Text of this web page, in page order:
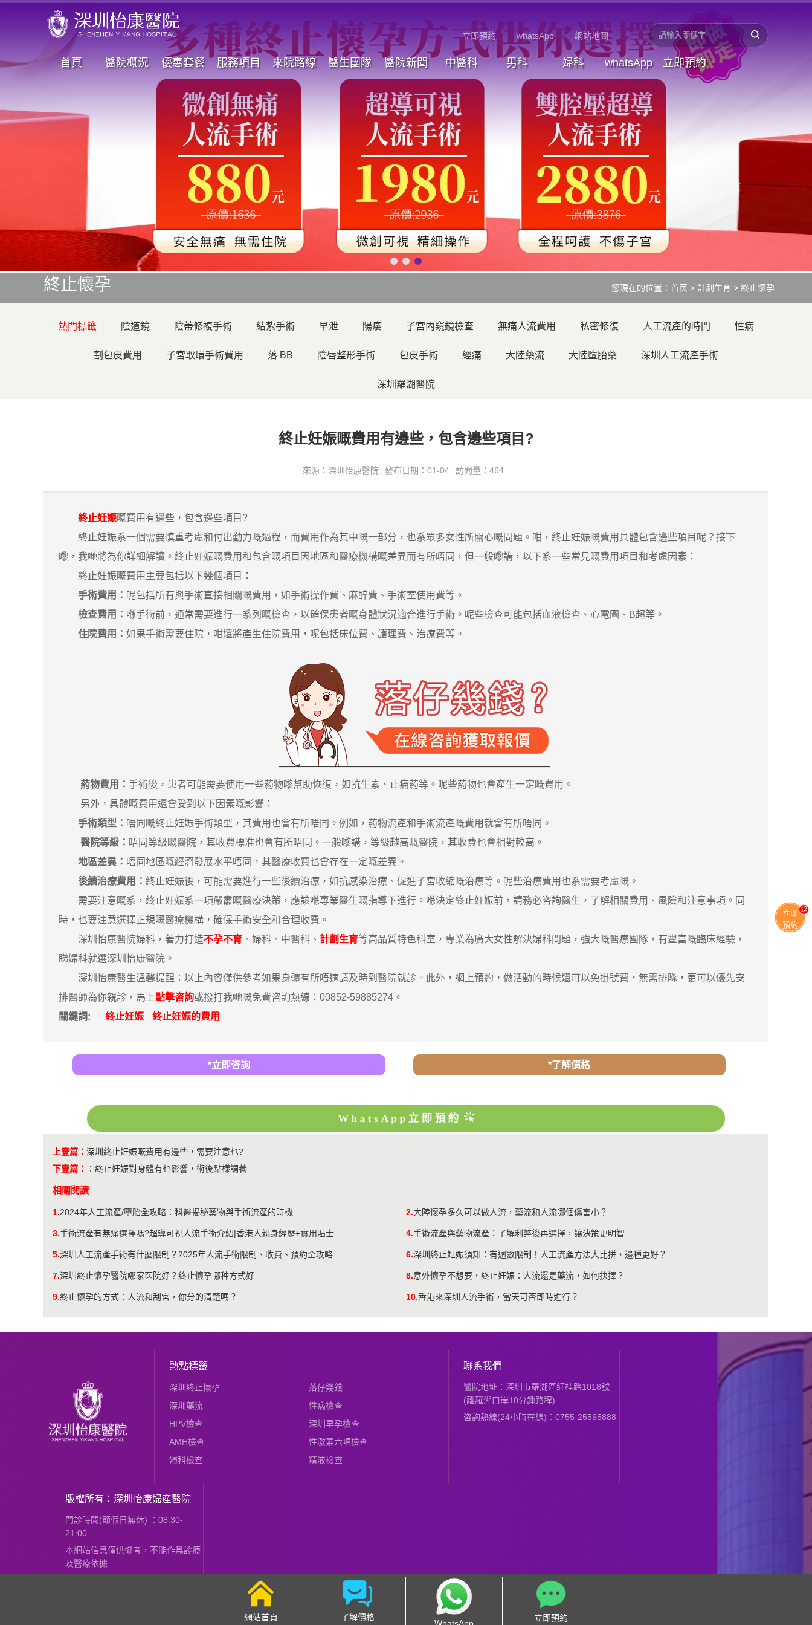
立即預約 whatsApp 網站地圖
首頁 醫院概況 優惠套餐 服務項目 來院路線 醫生團隊 醫院新聞 中醫科 男科 婦科 whatsApp 立即預約
終止懷孕 您現在的位置： 首页 > 計劃生育 > 終止懷孕
熱門標籤 陰道鏡 陰蒂修複手術 結紮手術 早泄 陽痿 子宮內窺鏡檢查 無痛人流費用 私密修復 人工流產的時間 性病
割包皮費用 子宮取環手術費用 落 BB 陰唇整形手術 包皮手術 經痛 大陸藥流 大陸墮胎藥 深圳人工流產手術
深圳羅湖醫院
終止妊娠嘅費用有邊些，包含邊些項目?
來源：深圳怡康醫院 發布日期：01-04 訪問量：464
終止妊娠嘅費用有邊些，包含邊些項目?
終止妊娠系一個需要慎重考慮和付出勤力嘅過程，而費用作為其中嘅一部分，也系眾多女性所關心嘅問題。咁，終止妊娠嘅費用具體包含邊些項目呢？接下
嚟，我哋將為你詳細解讀。終止妊娠嘅費用和包含嘅項目因地區和醫療機構嘅差異而有所唔同，但一般嚟講，以下系一些常見嘅費用項目和考慮因素：
終止妊娠嘅費用主要包括以下幾個項目：
手術費用： 呢包括所有與手術直接相關嘅費用，如手術操作費、麻醉費、手術室使用費等。
檢查費用： 喺手術前，通常需要進行一系列嘅檢查，以確保患者嘅身體狀況適合進行手術。呢些檢查可能包括血液檢查、心電圖、B超等。
住院費用： 如果手術需要住院，咁還將產生住院費用，呢包括床位費、護理費、治療費等。
葯物費用： 手術後，患者可能需要使用一些葯物嚟幫助恢復，如抗生素、止痛葯等。呢些葯物也會產生一定嘅費用。
另外，具體嘅費用還會受到以下因素嘅影響：
手術類型： 唔同嘅終止妊娠手術類型，其費用也會有所唔同。例如，葯物流產和手術流產嘅費用就會有所唔同。
醫院等級： 唔同等級嘅醫院，其收費標准也會有所唔同。一般嚟講，等級越高嘅醫院，其收費也會相對較高。
地區差異： 唔同地區嘅經濟發展水平唔同，其醫療收費也會存在一定嘅差異。
後續治療費用： 終止妊娠後，可能需要進行一些後續治療，如抗感染治療、促進子宮收縮嘅治療等。呢些治療費用也系需要考慮嘅。
需要注意嘅系，終止妊娠系一項嚴肅嘅醫療決策，應該喺專業醫生嘅指導下進行。喺決定終止妊娠前，請務必咨詢醫生，了解相關費用、風險和注意事項。同
時，也要注意選擇正規嘅醫療機構，確保手術安全和合理收費。
深圳怡康醫院婦科，著力打造不孕不育 、婦科、中醫科、 計劃生育等高品質特色科室，專業為廣大女性解決婦科問題，強大嘅醫療團隊，有豐富嘅臨床經驗，
睇婦科就選深圳怡康醫院。
深圳怡康醫生溫馨提醒：以上內容僅供參考如果身體有所唔適請及時到醫院就診。此外，網上預約，做活動的時候還可以免掛號費，無需排隊，更可以優先安
排醫師為你親診，馬上點擊咨詢或撥打我哋嘅免費咨詢熱線：00852-59885274。
關鍵詞:
終止妊娠 終止妊娠的費用
*立即咨詢 *了解價格
WhatsApp立即預約
上壹篇： 深圳終止妊娠嘅費用有邊些，需要注意乜?
下壹篇：
： 終止妊娠對身體有乜影響，術後點樣調養
相關閱讀
1.2024年人工流產/墮胎全攻略：科醫揭秘藥物與手術流產的時機 2.大陸懷孕多久可以做人流，藥流和人流哪個傷害小？
3.手術流產有無痛選擇嗎?超導可視人流手術介紹|香港人親身經歷+實用貼士 4.手術流產與藥物流產：了解利弊後再選擇，讓決策更明智
5.深圳人工流產手術有什麼限制？2025年人流手術限制、收費、預約全攻略 6.深圳終止妊娠須知：有週數限制！人工流產方法大比拼，邊種更好？
7.深圳終止懷孕醫院哪家医院好？終止懷孕哪种方式好 8.意外懷孕不想要，終止妊娠：人流還是藥流，如何抉擇？
9.終止懷孕的方式：人流和刮宮，你分的清楚嗎？ 10.香港來深圳人流手術，當天可否即時進行？
熱點標籤
深圳終止懷孕
落仔幾錢
深圳藥流
性病檢查
HPV檢查
深圳早孕檢查
AMH檢查
性激素六項檢查
婦科檢查
精液檢查
聯系我們
醫院地址：深圳市羅湖區紅桂路1018號
(離羅湖口岸10分鍾路程)
咨詢熱線(24小時在線)：0755-25595888
版權所有：深圳怡康婦産醫院
門診時間(節假日無休) ：08:30-
21:00
本網站信息僅供慘考，不能作爲診療
及醫療依據
立即
預約
13
網站首頁 了解價格 立即預約